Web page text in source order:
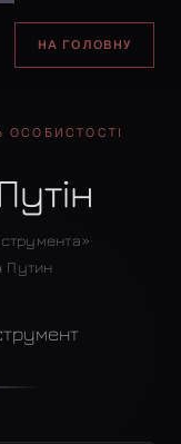
НА ГОЛОВНУ
ОСОБИСТОСТІ
·
Путин